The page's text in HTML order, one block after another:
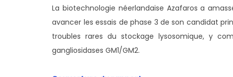
La biotechnologie néerlandaise Azafaros a
avancer les essais de phase 3 de son candidat
troubles rares du stockage lysosomique, y
gangliosidases GM1/GM2.